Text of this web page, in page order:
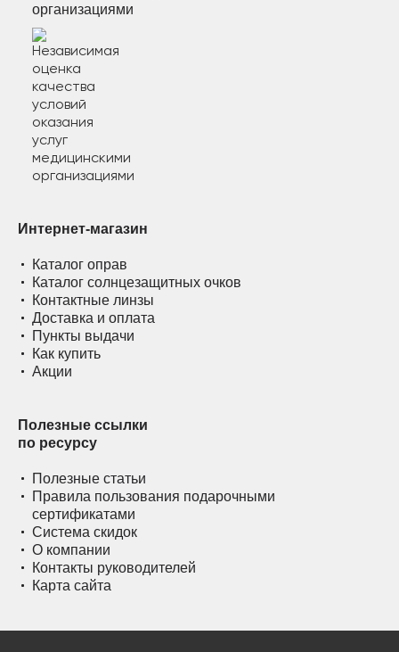
организациями
Интернет-магазин
Каталог оправ
Каталог солнцезащитных очков
Контактные линзы
Доставка и оплата
Пункты выдачи
Как купить
Акции
Полезные ссылки
по ресурсу
Полезные статьи
Правила пользования подарочными
сертификатами
Система скидок
О компании
Контакты руководителей
Карта сайта